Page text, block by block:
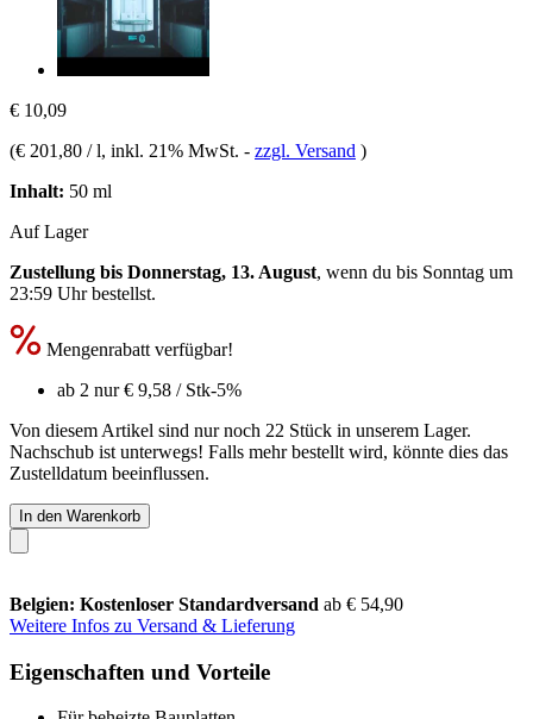
€ 10,09
(€ 201,80 / l, inkl. 21% MwSt. - zzgl. Versand )
Inhalt: 50 ml
Auf Lager
Zustellung bis Donnerstag, 13. August, wenn du bis Sonntag um
23:59 Uhrbestellst.
Mengenrabatt verfügbar!
ab 2 nur€ 9,58 / Stk-5%
Von diesem Artikel sind nur noch 22 Stück in unserem Lager.
Nachschub ist unterwegs! Falls mehr bestellt wird, könnte dies das
Zustelldatum beeinflussen.
In den Warenkorb
Belgien: Kostenloser Standardversand ab € 54,90
Weitere Infos zu Versand & Lieferung
Eigenschaften und Vorteile